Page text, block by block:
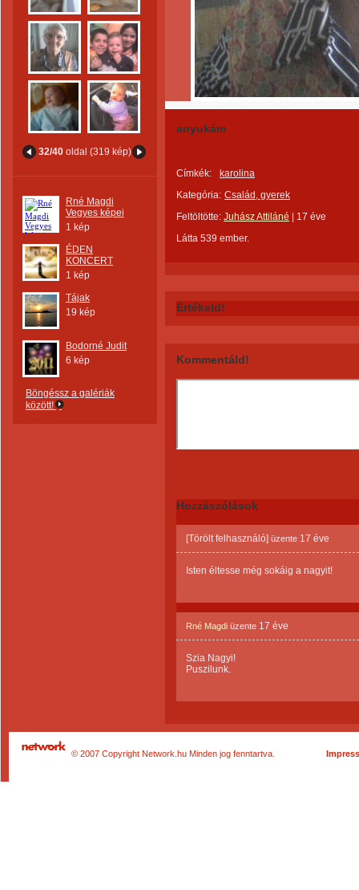
32/40 oldal (319 kép)
Rné Magdi
Vegyes képei
1 kép
ÉDEN
KONCERT
1 kép
Tájak
19 kép
Bodorné Judit
6 kép
Böngéssz a galériák
között!
anyukám
Címkék:
karolina
Kategória: Család, gyerek
Feltöltötte: Juhász Attiláné
17 éve
Látta 539 ember.
Értékeld!
Kommentáld!
Hozzászólások
[Törölt felhasználó] üzente 17 éve
Isten éltesse még sokáig a nagyit!
Rné Magdi üzente 17 éve
Szia Nagyi!
Puszilunk.
© 2007 Copyright Network.hu Minden jog fenntartva.